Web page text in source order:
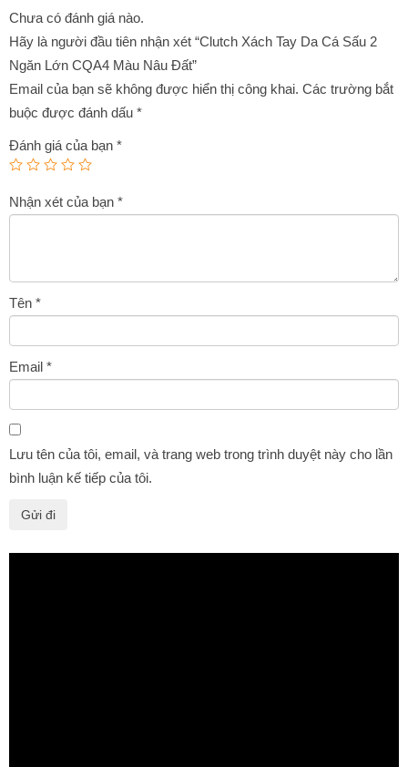
Chưa có đánh giá nào.
Hãy là người đầu tiên nhận xét “Clutch Xách Tay Da Cá Sấu 2
Ngăn Lớn CQA4 Màu Nâu Đất”
Email của bạn sẽ không được hiển thị công khai. Các trường bắt
buộc được đánh dấu *
Đánh giá của bạn *
Nhận xét của bạn *
Tên *
Email *
Lưu tên của tôi, email, và trang web trong trình duyệt này cho lần
bình luận kế tiếp của tôi.